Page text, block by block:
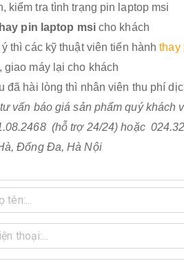
kiểm tra tình trạng pin laptop msi
pin laptop msicho khách
thì các kỹ thuật viên tiến hànhthay
máy lại cho khách
đã hài lòng thì nhân viên thu phí
vấn báo giá sản phẩm quý khách
(hỗ trợ 24/24) hoặc
Đống Đa, Hà Nội